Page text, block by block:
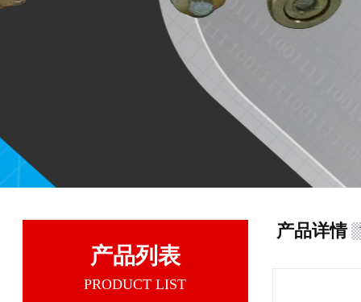
产品列表
PRODUCT LIST
产品详情